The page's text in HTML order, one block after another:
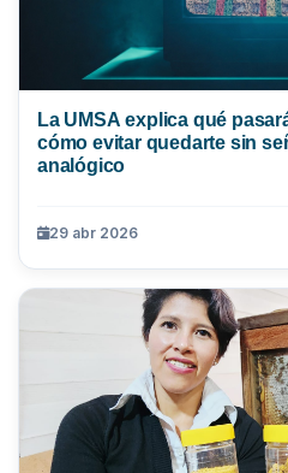
La UMSA explica qué
cómo evitar quedarte sin
analógico
29 abr 2026